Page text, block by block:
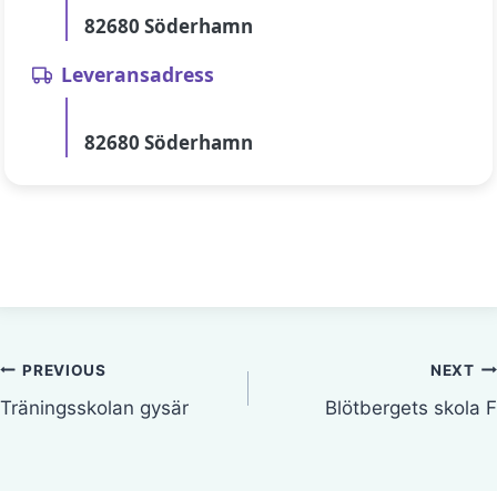
82680 Söderhamn
Leveransadress
82680 Söderhamn
Inläggsnavigering
PREVIOUS
Träningsskolan gysär
NEXT
Blötbergets skola F